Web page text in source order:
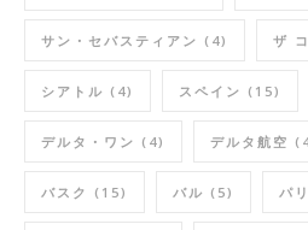
サン・セバスティアン (4) ザ
シアトル (4) スペイン (15)
デルタ・ワン (4) デルタ航空
バスク (15) バル (5) パリ